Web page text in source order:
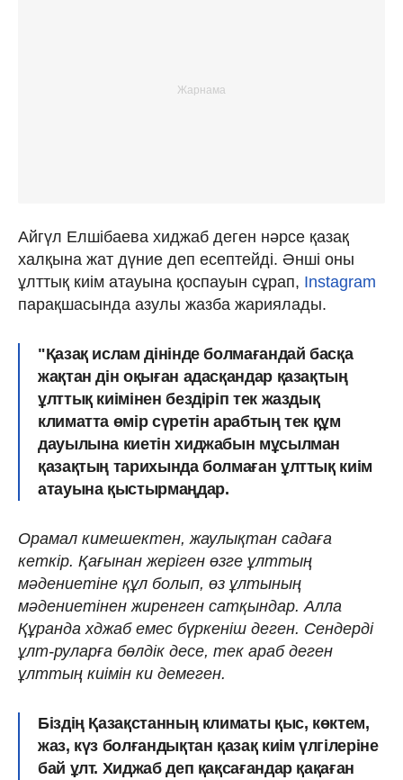
Айгүл Елшібаева хиджаб деген нәрсе қазақ
халқына жат дүние деп есептейді. Әнші оны
ұлттық киім атауына қоспауын сұрап, Instagram
парақшасында азулы жазба жариялады.
"Қазақ ислам дінінде болмағандай басқа
жақтан дін оқыған адасқандар қазақтың
ұлттық киімінен бездіріп тек жаздық
климатта өмір сүретін арабтың тек құм
дауылына киетін хиджабын мұсылман
қазақтың тарихында болмаған ұлттық киім
атауына қыстырмаңдар.
Орамал кимешектен, жаулықтан садаға
кеткір. Қағынан жеріген өзге ұлттың
мәдениетіне құл болып, өз ұлтының
мәдениетінен жиренген сатқындар. Алла
Құранда хджаб емес бүркеніш деген. Сендерді
ұлт-руларға бөлдік десе, тек араб деген
ұлттың киімін ки демеген.
Біздің Қазақстанның климаты қыс, көктем,
жаз, күз болғандықтан қазақ киім үлгілеріне
бай ұлт. Хиджаб деп қақсағандар қақаған